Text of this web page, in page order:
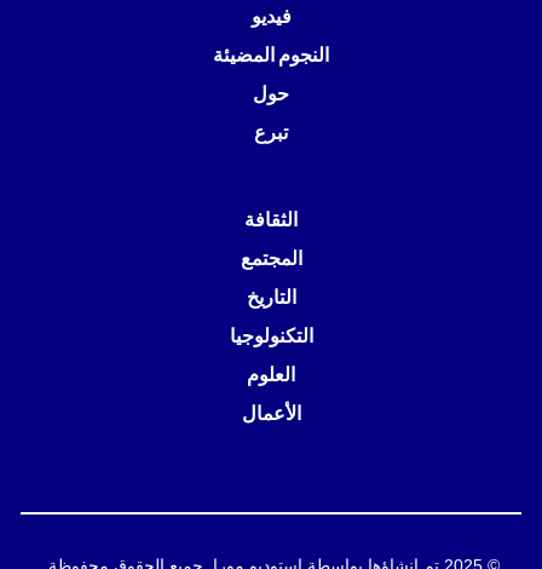
فيديو
النجوم المضيئة
حول
تبرع
الثقافة
المجتمع
التاريخ
التكنولوجيا
العلوم
الأعمال